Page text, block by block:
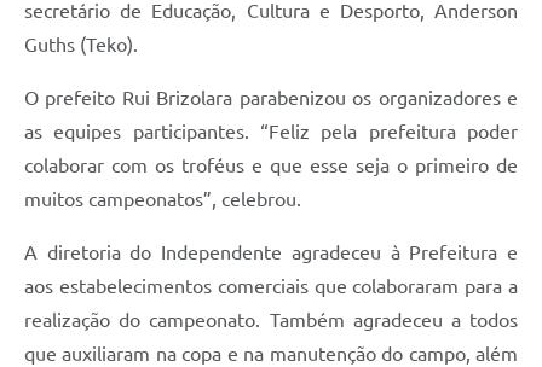
secretário de Educação, Cultura e Desporto, Anderson
Guths (Teko).
O prefeito Rui Brizolara parabenizou os organizadores e
as equipes participantes. “Feliz pela prefeitura poder
colaborar com os troféus e que esse seja o primeiro de
muitos campeonatos”, celebrou.
A diretoria do Independente agradeceu à Prefeitura e
aos estabelecimentos comerciais que colaboraram para a
realização do campeonato. Também agradeceu a todos
que auxiliaram na copa e na manutenção do campo, além